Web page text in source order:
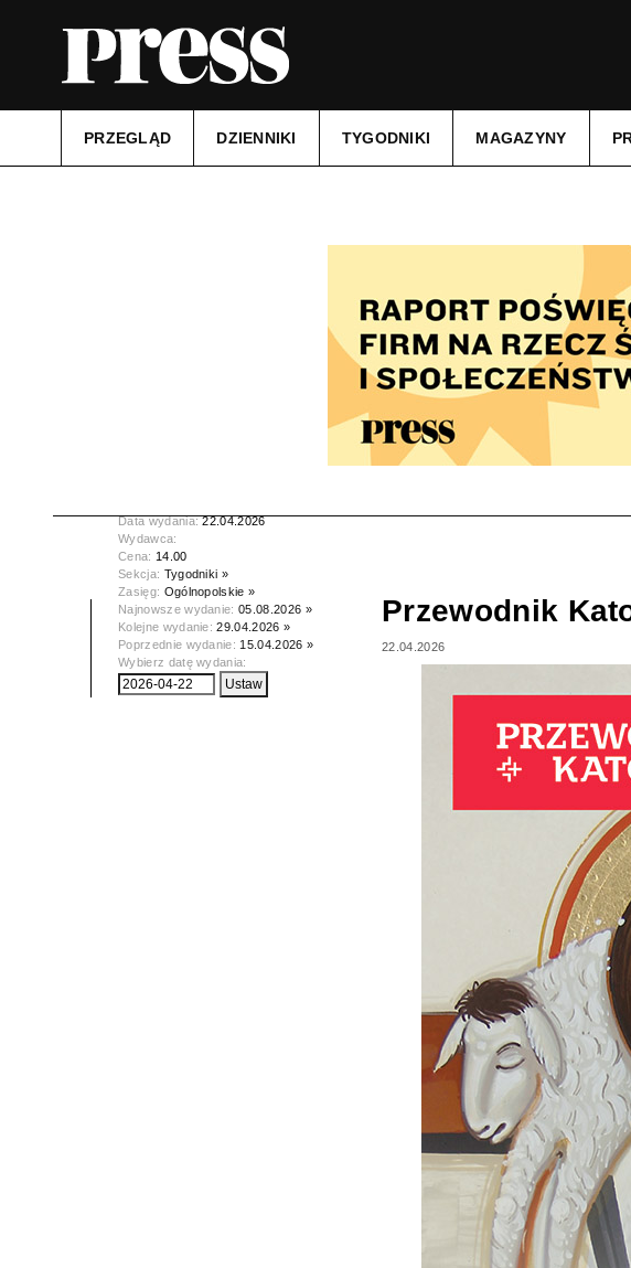
PRZEGLĄD DZIENNIKI TYGODNIKI MAGAZYNY
Data wydania:22.04.2026
Wydawca:
Cena: 14.00
Sekcja: Tygodniki »
Zasięg: Ogólnopolskie »
Najnowsze wydanie:05.08.2026 »
Kolejne wydanie:29.04.2026 »
Poprzednie wydanie: 15.04.2026 »
Wybierz datę wydania:
Przewodnik
22.04.2026